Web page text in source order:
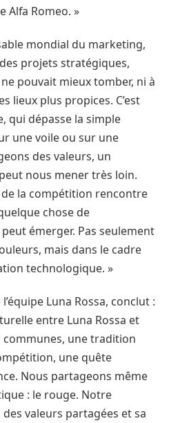
Alfa Romeo. »
mondial du marketing,
projets stratégiques,
pouvait mieux tomber, ni à
lieux plus propices. C’est
qui dépasse la simple
une voile ou sur une
des valeurs, un
nous mener très loin.
de la compétition rencontre
chose de
émerger. Pas seulement
mais dans le cadre
technologique. »
Luna Rossa, conclut :
entre Luna Rossa et
communes, une tradition
une quête
Nous partageons même
: le rouge. Notre
valeurs partagées et sa